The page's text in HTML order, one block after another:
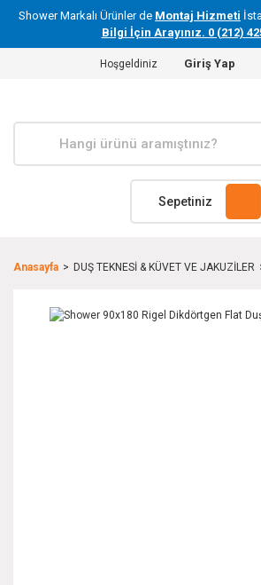
Shower Markalı Ürünler de Montaj Hizmeti
Bilgi İçin Arayınız. 0 (212)
Hoşgeldiniz Giriş Yap
Sepetiniz
Anasayfa DUŞ TEKNESİ & KÜVET VE JAKUZİLER